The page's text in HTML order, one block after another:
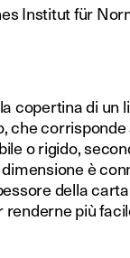
Institut für
copertina di un
che corrisponde
o rigido,
è
della
più